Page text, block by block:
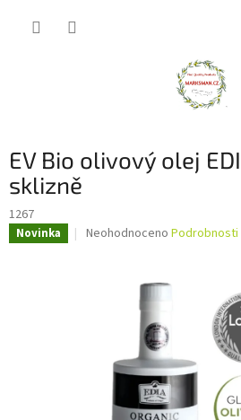
EV Bio olivový olej
sklizně
1267
Novinka
Průměrné
hvězdiček.
Neohodnoceno